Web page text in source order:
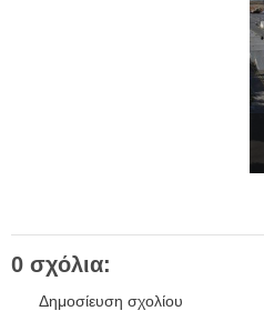
0 σχόλια:
Δημοσίευση σχολίου